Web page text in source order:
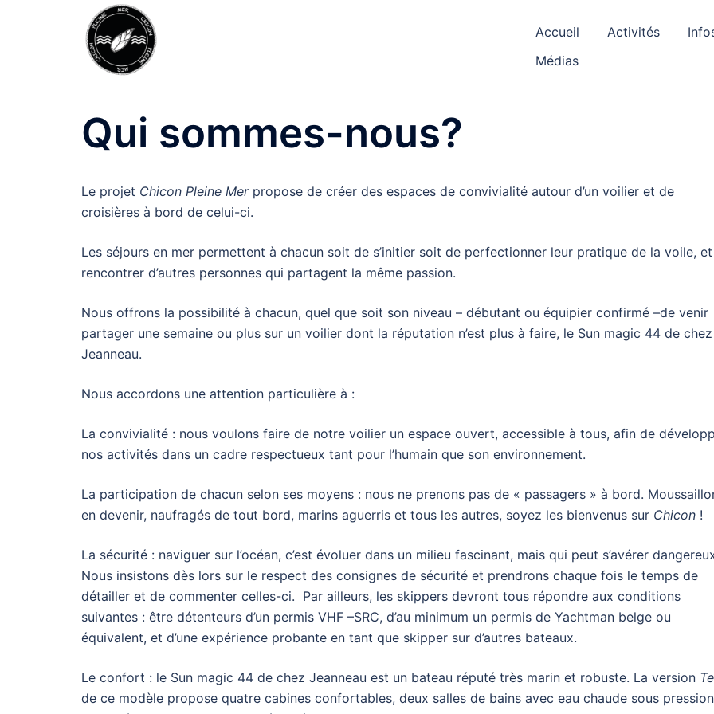
Accueil Activités
Médias
Qui sommes-nous?
Le projet Chicon Pleine Merpropose de créer des espaces de convivialité autour d’un voilier et de
croisières à bord de celui-ci.
Les séjours en mer permettent à chacun soit de s’initier soit de perfectionner leur pratique de la voile,
rencontrer d’autres personnes qui partagent la même passion.
Nous offrons la possibilité à chacun, quel que soit son niveau – débutant ou équipier confirmé –de venir
partager une semaine ou plus sur un voilier dont la réputation n’est plus à faire, le Sun magic 44 de chez
Jeanneau.
Nous accordons une attention particulière à :
La convivialité : nous voulons faire de notre voilier un espace ouvert, accessible à tous, afin de
nos activités dans un cadre respectueux tant pour l’humain que son environnement.
La participation de chacun selon ses moyens : nous ne prenons pas de « passagers » à bord.
en devenir, naufragés de tout bord, marins aguerris et tous les autres, soyez les bienvenus sur Chicon !
La sécurité : naviguer sur l’océan, c’est évoluer dans un milieu fascinant, mais qui peut s’avérer
Nous insistons dès lors sur le respect des consignes de sécurité et prendrons chaque fois le temps de
détailler et de commenter celles-ci. Par ailleurs, les skippers devront tous répondre aux conditions
suivantes : être détenteurs d’un permis VHF –SRC, d’au minimum un permis de Yachtman belge ou
équivalent, et d’une expérience probante en tant que skipper sur d’autres bateaux.
Le confort : le Sun magic 44 de chez Jeanneau est un bateau réputé très marin et robuste. La version
de ce modèle propose quatre cabines confortables, deux salles de bains avec eau chaude sous